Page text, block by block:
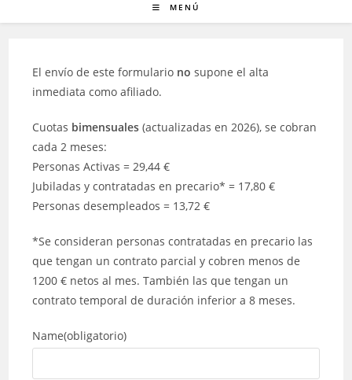
MENÚ
El envío de este formulario nosupone el alta
inmediata como afiliado.
Cuotas bimensuales (actualizadas en 2026), se cobran
cada 2 meses:
Personas Activas = 29,44 €
Jubiladas y contratadas en precario* = 17,80 €
Personas desempleados = 13,72 €
*Se consideran personas contratadas en precario las
que tengan un contrato parcial y cobren menos de
1200 € netos al mes. También las que tengan un
contrato temporal de duración inferior a 8 meses.
Name(obligatorio)